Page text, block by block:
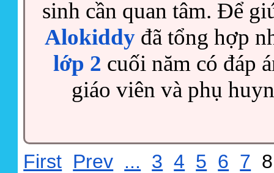
sinh cần quan tâm. Để
Alokiddyđã tổng hợp
lớp 2 cuối năm có đáp
giáo viên và phụ
First Prev ... 3 4 5 6 7